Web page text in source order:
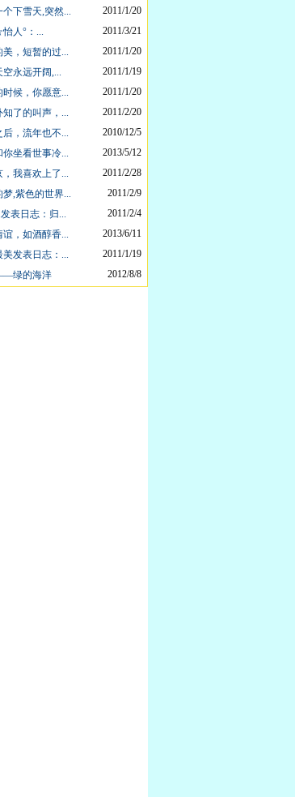
个下雪天,突然...
2011/1/20
人°：...
2011/3/21
美，短暂的过...
2011/1/20
空永远开阔,...
2011/1/19
时候，你愿意...
2011/1/20
知了的叫声，...
2011/2/20
后，流年也不...
2010/12/5
你坐看世事冷...
2013/5/12
，我喜欢上了...
2011/2/28
梦,紫色的世界...
2011/2/9
表日志：归...
2011/2/4
谊，如酒醇香...
2013/6/11
美发表日志：...
2011/1/19
绿的海洋
2012/8/8